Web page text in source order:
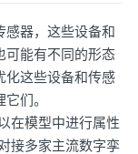
感器，这些设备和
可能有不同的形态
化这些设备和传感
们。
在模型中进行属性
接多家主流数字孪